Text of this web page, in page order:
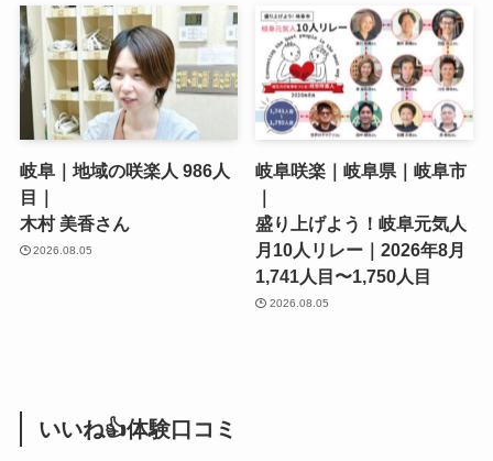
岐阜｜地域の咲楽人 986人
目｜
木村 美香さん
2026.08.05
岐阜咲楽｜岐阜県｜岐阜市
｜
盛り上げよう！岐阜元気人
月10人リレー｜2026年8月
1,741人目〜1,750人目
2026.08.05
いいね👍体験口コミ